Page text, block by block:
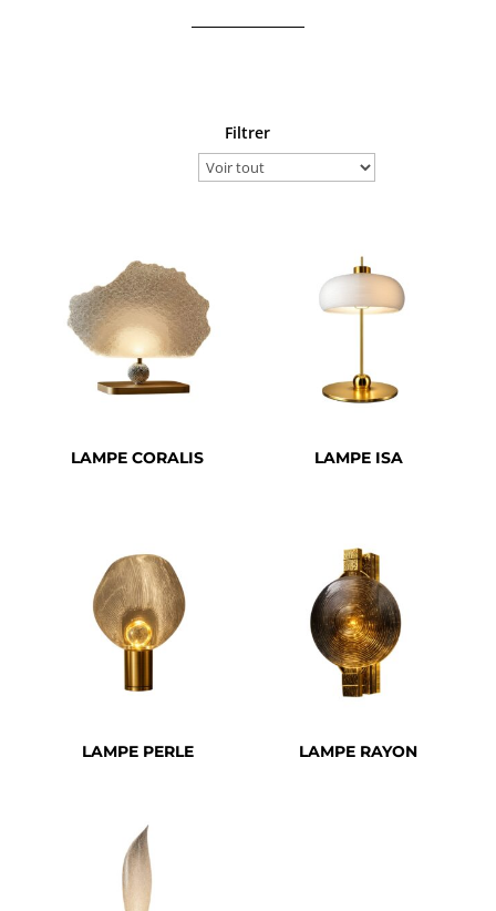
Filtrer
LAMPE CORALIS LAMPE ISA
LAMPE PERLE LAMPE RAYON